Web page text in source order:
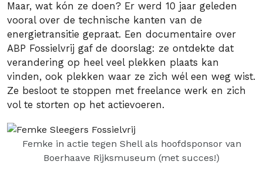
Maar, wat kón ze doen? Er werd 10 jaar geleden
vooral over de technische kanten van de
energietransitie gepraat. Een documentaire over
ABP Fossielvrij gaf de doorslag: ze ontdekte dat
verandering op heel veel plekken plaats kan
vinden, ook plekken waar ze zich wél een weg wist.
Ze besloot te stoppen met freelance werk en zich
vol te storten op het actievoeren.
Femke in actie tegen Shell als hoofdsponsor van
Boerhaave Rijksmuseum (met succes!)